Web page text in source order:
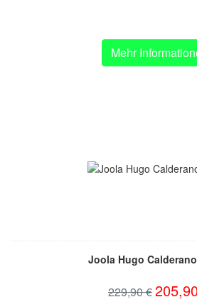
Mehr
Joola Hugo
229,90 €